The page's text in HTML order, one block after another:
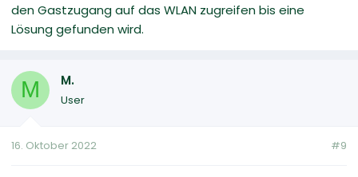
den Gastzugang auf das WLAN zugreifen bis eine
Lösung gefunden wird.
M M.
User
16. Oktober 2022 #9